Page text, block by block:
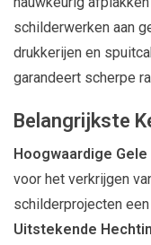
schilderwerken aan
drukkerijen en
garandeert scherpe
Belangrijkste
Hoogwaardige
voor het verkrijgen
schilderprojecten
Uitstekende